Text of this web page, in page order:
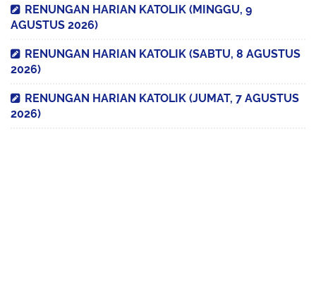
RENUNGAN HARIAN KATOLIK (MINGGU, 9
AGUSTUS 2026)
RENUNGAN HARIAN KATOLIK (SABTU, 8 AGUSTUS
2026)
RENUNGAN HARIAN KATOLIK (JUMAT, 7 AGUSTUS
2026)